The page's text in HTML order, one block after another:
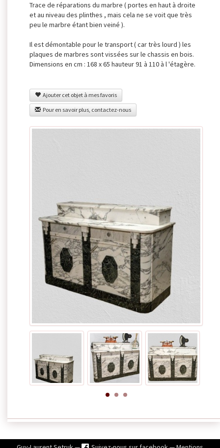
Trace de réparations du marbre ( portes en haut à droite
et au niveau des plinthes , mais cela ne se voit que très
peu le marbre étant bien veiné ).
Il est démontable pour le transport ( car très lourd ) les
plaques de marbres sont vissées sur le chassis en bois.
Dimensions en cm : 168 x 65 hauteur 91 à 110 à l 'étagère.
Ajouter cet objet à mes favoris
Pour en savoir plus, contactez-nous